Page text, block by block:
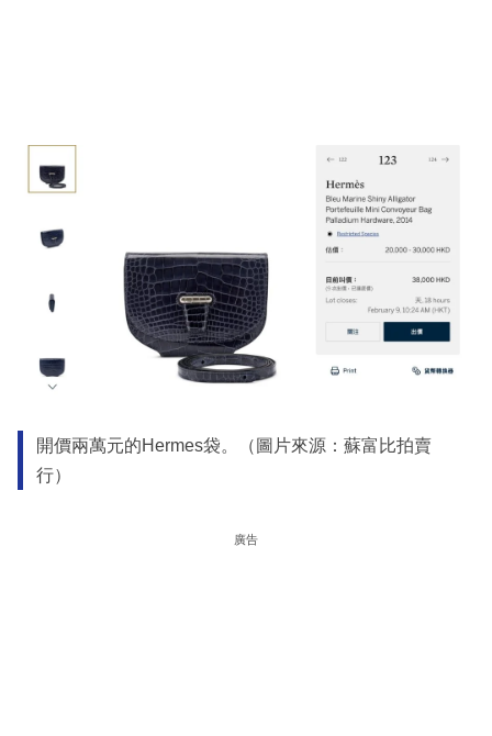
開價兩萬元的Hermes袋。（圖片來源：蘇富比拍賣
行）
廣告